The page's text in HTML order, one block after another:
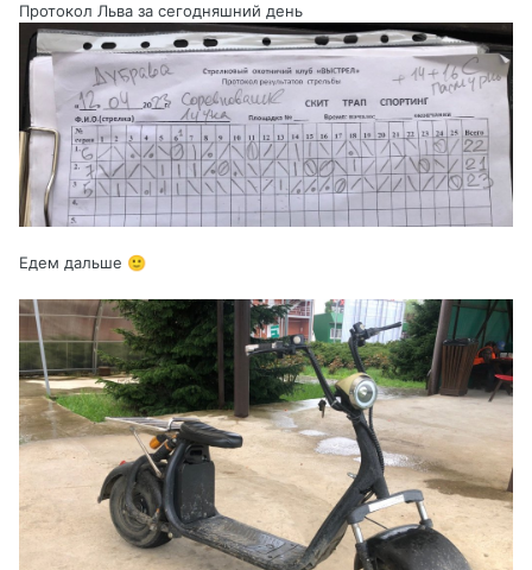
Протокол Льва за сегодняшний день
Едем дальше 🙂